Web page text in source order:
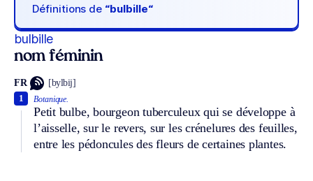
Définitions de “bulbille“
bulbille
nom féminin
FR [bylbij]
Botanique.
Petit bulbe, bourgeon tuberculeux qui se développe à
l’aisselle, sur le revers, sur les crénelures des feuilles,
entre les pédoncules des fleurs de certaines plantes.
1